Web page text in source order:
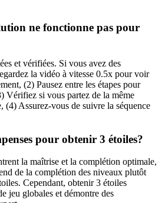
ne fonctionne pas pour
et vérifiées. Si vous avez des
la vidéo à vitesse 0.5x pour voir
(2) Pausez entre les étapes pour
Vérifiez si vous partez de la même
(4) Assurez-vous de suivre la séquence
pour obtenir 3 étoiles?
la maîtrise et la complétion optimale,
de la complétion des niveaux plutôt
Cependant, obtenir 3 étoiles
jeu globales et démontre des